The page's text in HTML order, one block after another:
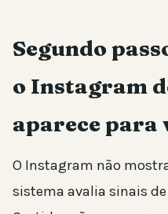
Segundo
o Instagram
aparece para
O Instagram não
sistema avalia sinais